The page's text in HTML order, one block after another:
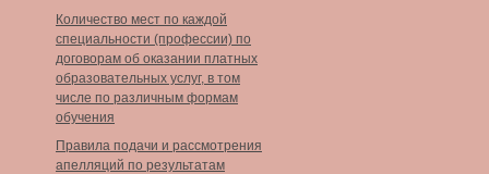
Количество мест по каждой
специальности (профессии) по
договорам об оказании платных
образовательных услуг, в том
числе по различным формам
обучения
Правила подачи и рассмотрения
апелляций по результатам